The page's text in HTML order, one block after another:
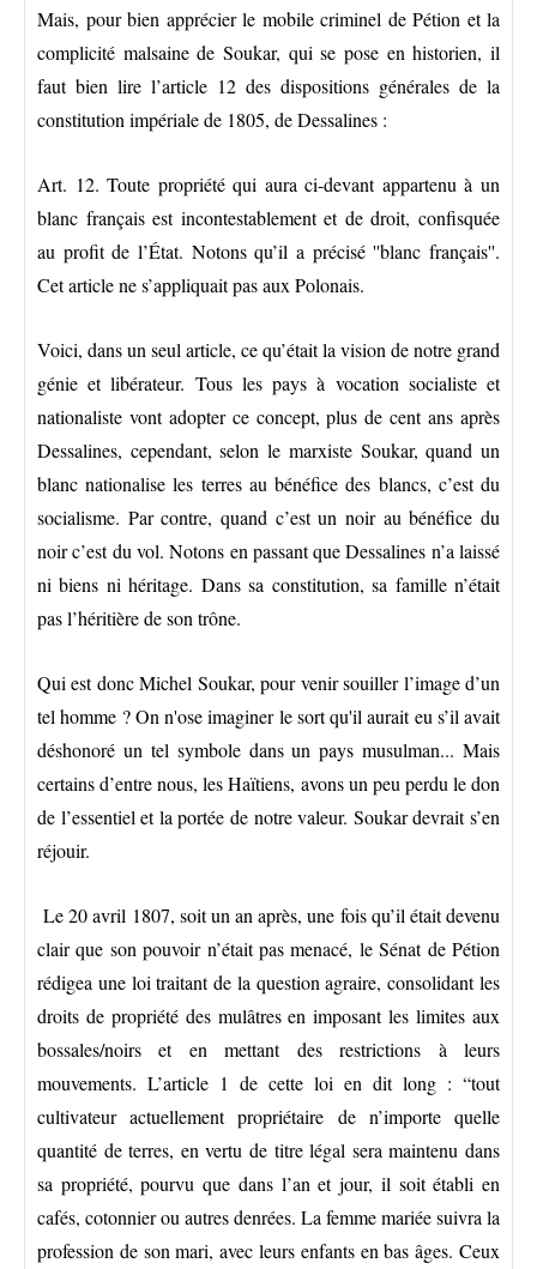
Mais, pour bien apprécier le mobile criminel de Pétion et la
complicité malsaine de Soukar, qui se pose en historien, il
faut bien lire l’article 12 des dispositions générales de la
constitution impériale de 1805, de Dessalines :
Art. 12. Toute propriété qui aura ci-devant appartenu à un
blanc français est incontestablement et de droit, confisquée
au profit de l’État. Notons qu’il a précisé ''blanc français''.
Cet article ne s’appliquait pas aux Polonais.
Voici, dans un seul article, ce qu’était la vision de notre grand
génie et libérateur. Tous les pays à vocation socialiste et
nationaliste vont adopter ce concept, plus de cent ans après
Dessalines, cependant, selon le marxiste Soukar, quand un
blanc nationalise les terres au bénéfice des blancs, c’est du
socialisme. Par contre, quand c’est un noir au bénéfice du
noir c’est du vol. Notons en passant que Dessalines n’a laissé
ni biens ni héritage. Dans sa constitution, sa famille n’était
pas l’héritière de son trône.
Qui est donc Michel Soukar, pour venir souiller l’image d’un
tel homme ? On n'ose imaginer le sort qu'il aurait eu s’il avait
déshonoré un tel symbole dans un pays musulman... Mais
certains d’entre nous, les Haïtiens, avons un peu perdu le don
de l’essentiel et la portée de notre valeur. Soukar devrait s’en
réjouir.
Le 20 avril 1807, soit un an après, une fois qu’il était devenu
clair que son pouvoir n’était pas menacé, le Sénat de Pétion
rédigea une loi traitant de la question agraire, consolidant les
droits de propriété des mulâtres en imposant les limites aux
bossales/noirs et en mettant des restrictions à leurs
mouvements. L’article 1 de cette loi en dit long : “tout
cultivateur actuellement propriétaire de n’importe quelle
quantité de terres, en vertu de titre légal sera maintenu dans
sa propriété, pourvu que dans l’an et jour, il soit établi en
cafés, cotonnier ou autres denrées. La femme mariée suivra la
profession de son mari, avec leurs enfants en bas âges. Ceux